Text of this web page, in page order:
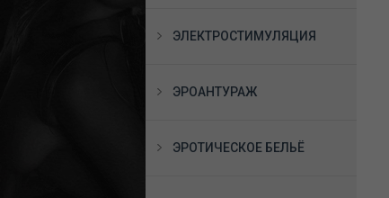
ЭЛЕКТРОСТИМУЛЯЦИЯ
ЭРОАНТУРАЖ
ЭРОТИЧЕСКОЕ БЕЛЬЁ